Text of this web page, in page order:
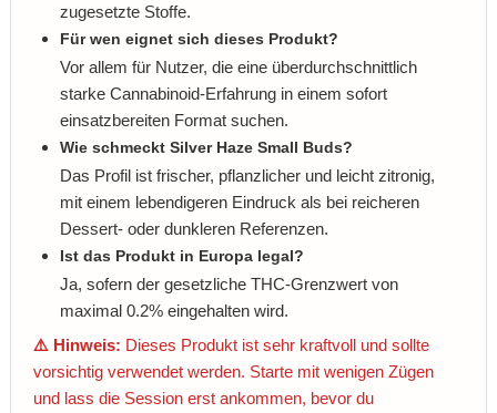
zugesetzte Stoffe.
Für wen eignet sich dieses Produkt?
Vor allem für Nutzer, die eine überdurchschnittlich
starke Cannabinoid-Erfahrung in einem sofort
einsatzbereiten Format suchen.
Wie schmeckt Silver Haze Small Buds?
Das Profil ist frischer, pflanzlicher und leicht zitronig,
mit einem lebendigeren Eindruck als bei reicheren
Dessert- oder dunkleren Referenzen.
Ist das Produkt in Europa legal?
Ja, sofern der gesetzliche THC-Grenzwert von
maximal 0.2% eingehalten wird.
⚠️ Hinweis: Dieses Produkt ist sehr kraftvoll und sollte
vorsichtig verwendet werden. Starte mit wenigen Zügen
und lass die Session erst ankommen, bevor du